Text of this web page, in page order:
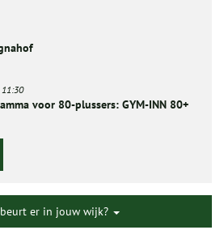
11:30
voor 80-plussers: GYM-INN 80+
er in jouw wijk?